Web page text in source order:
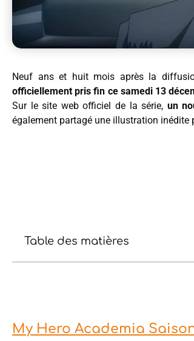
Neuf ans et huit mois après la
officiellement pris fin ce samedi 13
Sur le site web officiel de la série, un
également partagé une illustration inédite
Table des matières
My Hero Academia